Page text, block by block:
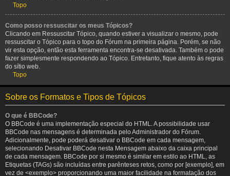
Topo
Como posso ressuscitar os meus Tópicos?
Clicando em Ressuscitar Tópico, quando estiver a visualizar o mesmo, pode
ressuscitar o Tópico para o topo do Fórum na primeira página. Porém, se não
vir esta opção, então esta ferramenta encontra-se desativada. Também o pode
fazer simplesmente respondendo ao Tópico. Entretanto, fique atento às regras
do sítio web.
Topo
Sobre os Formatos e Tipos de Tópicos
O que é BBCode?
O BBCode é uma implementação especial do HTML. A possibilidade usar
BBCode nas mensagens é determinada pelo Administrador do Fórum.
Adicionalmente, pode poderá desativar o BBCode em cada mensagem,
selecionando Desativar BBCode nesta Mensagem abaixo da caixa principal
de cada mensagem. BBCode por si mesmo é similar em estilo ao HTML, as
Etiquetas (TAGs) são incluídas entre parênteses retos, como por [exemplo], em
vez de <exemplo> proporcionando uma maior facilidade na formatação dos